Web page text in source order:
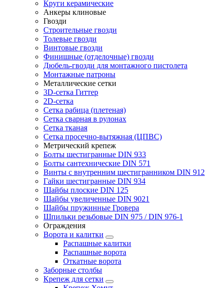
Круги керамические
Анкеры клиновые
Гвозди
Строительные гвозди
Толевые гвозди
Винтовые гвозди
Финишные (отделочные) гвозди
Дюбель-гвозди для монтажного пистолета
Монтажные патроны
Металлические сетки
3D-сетка Гиттер
2D-сетка
Сетка рабица (плетеная)
Сетка сварная в рулонах
Сетка тканая
Сетка просечно-вытяжная (ЦПВС)
Метрический крепеж
Болты шестигранные DIN 933
Болты сантехнические DIN 571
Винты с внутренним шестигранником DIN 912
Гайки шестигранные DIN 934
Шайбы плоские DIN 125
Шайбы увеличенные DIN 9021
Шайбы пружинные Гровера
Шпильки резьбовые DIN 975 / DIN 976-1
Ограждения
Ворота и калитки
Распашные калитки
Распашные ворота
Откатные ворота
Заборные столбы
Крепеж для сетки